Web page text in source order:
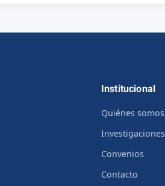
Institucional
Quiénes somos
Investigaciones
Convenios
Contacto